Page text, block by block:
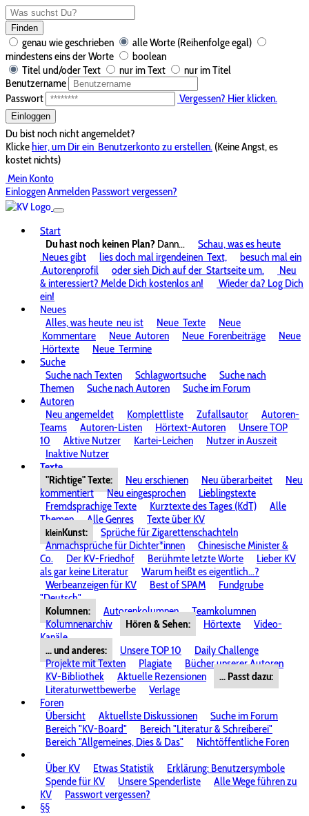
Finden
genau wie geschrieben
alle Worte (Reihenfolge egal)
mindestens eins der Worte
boolean
Titel und/oder Text
nur im Text
nur im Titel
Benutzername
Passwort
Vergessen? Hier klicken.
Einloggen
Du bist noch nicht angemeldet?
Klickehier, um Dir ein Benutzerkonto zu erstellen. (Keine Angst, es
kostet nichts)
Mein Konto
EinloggenAnmelden Passwort vergessen?
Start
Du hast noch keinen Plan? Dann...
Schau, was es heute
Neues gibt
lies doch mal irgendeinen Text,
besuch mal ein
Autorenprofil
oder sieh Dich auf der Startseite um.
Neu
& interessiert? Melde Dich kostenlos an!
Wieder da? Log Dich
ein!
Neues
Alles, was heute neu ist Neue Texte
Neue
Kommentare
Neue Autoren Neue Forenbeiträge
Neue
Hörtexte
Neue Termine
Suche
Suche nach Texten
Schlagwortsuche
Suche nach
Themen
Suche nach Autoren
Suche im Forum
Autoren
Neu angemeldet
Komplettliste Zufallsautor
Autoren-
Teams
Autoren-Listen Hörtext-Autoren
Unsere TOP
10
Aktive Nutzer Kartei-Leichen
Nutzer in Auszeit
Inaktive Nutzer
Texte
"Richtige" Texte:
Neu erschienen Neu überarbeitet
Neu
kommentiert
Neu eingesprochen
Lieblingstexte
Fremdsprachige Texte
Kurztexte des Tages (KdT)
Alle
Themen
Alle Genres Texte über KV
kleinKunst:
Sprüche für Zigarettenschachteln
Anmachsprüche für Dichter*innen
Chinesische Minister &
Co.
Der KV-Friedhof Berühmte letzte Worte
Lieber KV
als gar keine Literatur
Warum heißt es eigentlich...?
Werbeanzeigen für KV
Best of SPAM
Fundgrube
"Deutsch"
Kolumnen:
Autorenkolumnen
Teamkolumnen
Kolumnenarchiv
Hören & Sehen: Hörtexte
Video-
Kanäle
... und anderes:
Unsere TOP 10
Daily Challenge
Projekte mit Texten
Plagiate
Bücher unserer Autoren
KV-Bibliothek
Aktuelle Rezensionen
... Passt dazu:
Literaturwettbewerbe
Verlage
Foren
Übersicht
Aktuellste Diskussionen
Suche im Forum
Bereich "KV-Board"
Bereich "Literatur & Schreiberei"
Bereich "Allgemeines, Dies & Das"
Nichtöffentliche Foren
Über KV
Etwas Statistik
Erklärung: Benutzersymbole
Spende für KV
Unsere Spenderliste
Alle Wege führen zu
KV
Passwort vergessen?
§§